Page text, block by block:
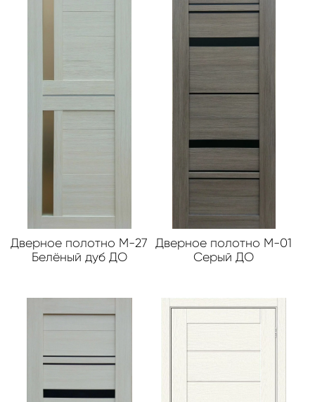
Дверное полотно М-27
Белёный дуб ДО
Дверное полотно М-01
Серый ДО